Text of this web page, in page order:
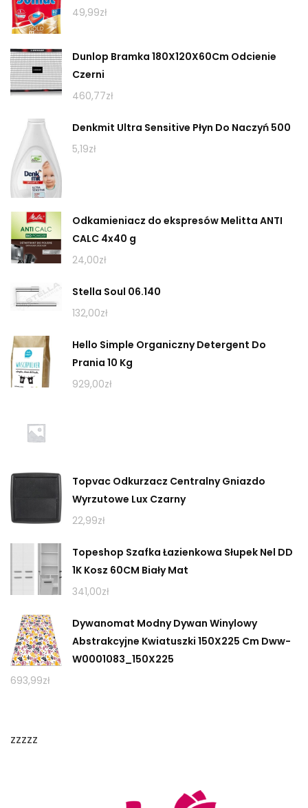
49,99zł
Dunlop Bramka 180X120X60Cm Odcienie
Czerni
460,77zł
Denkmit Ultra Sensitive Płyn Do Naczyń 500
5,19zł
Odkamieniacz do ekspresów Melitta ANTI
CALC 4x40 g
24,00zł
Stella Soul 06.140
132,00zł
Hello Simple Organiczny Detergent Do
Prania 10 Kg
929,00zł
Topvac Odkurzacz Centralny Gniazdo
Wyrzutowe Lux Czarny
22,99zł
Topeshop Szafka Łazienkowa Słupek Nel DD
1K Kosz 60CM Biały Mat
341,00zł
Dywanomat Modny Dywan Winylowy
Abstrakcyjne Kwiatuszki 150X225 Cm Dww-
W0001083_150X225
693,99zł
zzzzz